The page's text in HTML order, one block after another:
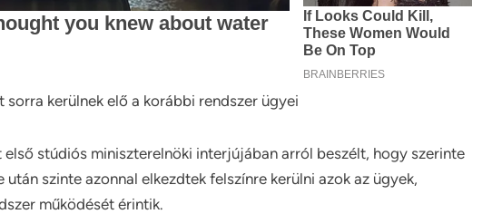
kerülnek elő a korábbi rendszer ügyei
első stúdiós miniszterelnöki interjújában arról beszélt, hogy szerinte
szinte azonnal elkezdtek felszínre kerülni azok az ügyek,
működését érintik.